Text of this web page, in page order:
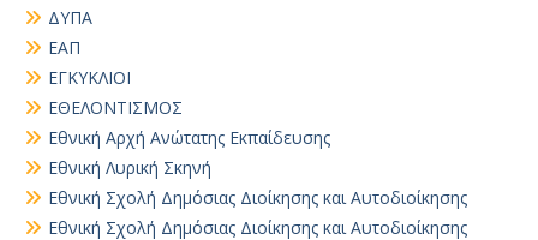
ΔΥΠΑ
ΕΑΠ
ΕΓΚΥΚΛΙΟΙ
ΕΘΕΛΟΝΤΙΣΜΟΣ
Εθνική Αρχή Ανώτατης Εκπαίδευσης
Εθνική Λυρική Σκηνή
Εθνική Σχολή Δημόσιας Διοίκησης και Αυτοδιοίκησης
Εθνική Σχολή Δημόσιας Διοίκησης και Αυτοδιοίκησης